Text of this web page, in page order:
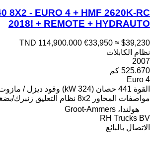
8X2 - EURO 4 + HMF 2620K-RC
2018! + REMOTE + HYDRAUTO
TND 114,900.000 €33,950 ≈ $39,230
نظام الكابلات
2007
525.670 كم
Euro 4
القوة 441 حصان (324 kW) وقود ديزل /
مواصفات المحاور 8x2 نظام التعليق زنبرك/
هولندا، Groot-Ammers
RH Trucks BV
الاتصال بالبائع